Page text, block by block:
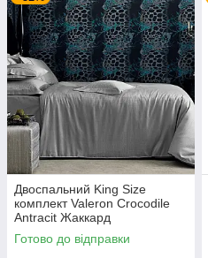
Двоспальний King Size
комплект Valeron Crocodile
Antracit Жаккард
Готово до відправки